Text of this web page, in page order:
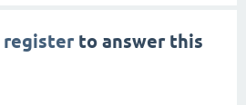
register to answer this